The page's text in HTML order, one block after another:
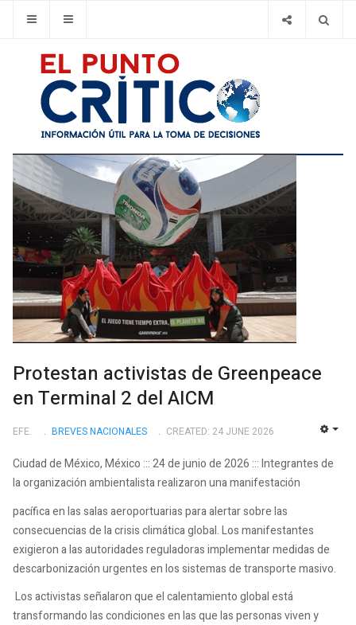
Protestan activistas de Greenpeace
en Terminal 2 del AICM
EFE. BREVES NACIONALES CREATED: 24 JUNE 2026
Ciudad de México, México ::: 24 de junio de 2026 ::: Integrantes de
la organización ambientalista realizaron una manifestación
pacífica en las salas aeroportuarias para alertar sobre las
consecuencias de la crisis climática global. Los manifestantes
exigieron a las autoridades reguladoras implementar medidas de
descarbonización urgentes en los sistemas de transporte masivo.
Los activistas señalaron que el calentamiento global está
transformando las condiciones en las que las personas viven y